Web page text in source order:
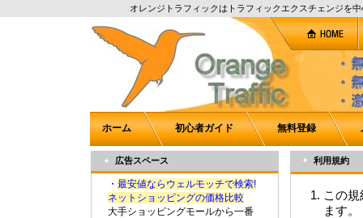
オレンジトラフィックはトラフィックエクスチェンジを
ホーム 初心者ガイド 無料登録
広告スペース
・ 最安値ならウェルモッチで検索!
ネットショッピングの価格比較
大手ショッピングモールから一番
利用規約
この
ます。